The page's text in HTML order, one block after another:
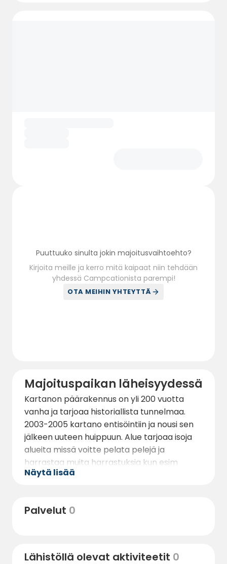
Puuttuuko sinulta jokin majoitusvaihtoehto?
Kirjoita meille ja kerro mitä kaipaat niin tehdään
yhdessä Campcationista parempi!
OTA MEIHIN YHTEYTTÄ
Majoituspaikan läheisyydessä
Kartanon päärakennus on yli 200 vuotta
vanha ja tarjoaa historiallista tunnelmaa.
2003-2005 kartano entisöintiin ja nousi sen
jälkeen uuteen huippuun. Alue tarjoaa isoja
alueita missä voitte pelata pelejä ja
harrastaa muita harrastuksia kun esim
vaikka pelata jalkapalloa tai badmingtonia.
Hattulaselänjärven kanssa niin jos haluat
rantacafeen jossa me tarjotaan erinomaisen
Näytä lisää
Palvelut 0
Lähistöllä olevat aktiviteetit 0